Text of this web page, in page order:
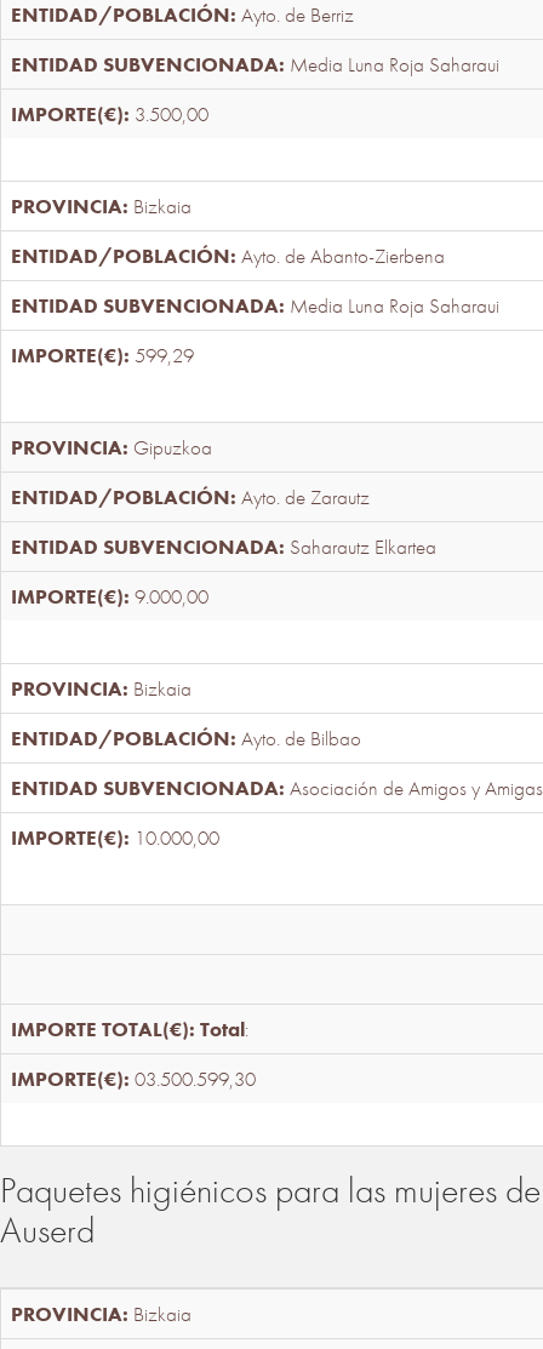
Ayto. de Berriz
Media Luna Roja Saharaui
3.500,00
Bizkaia
Ayto. de Abanto-Zierbena
Media Luna Roja Saharaui
599,29
Gipuzkoa
Ayto. de Zarautz
Saharautz Elkartea
9.000,00
Bizkaia
Ayto. de Bilbao
Asociación de Amigos y
10.000,00
Total:
03.500.599,30
Paquetes higiénicos para las mujeres
Auserd
Bizkaia